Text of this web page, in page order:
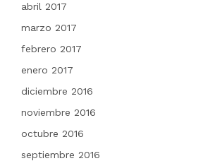
abril 2017
marzo 2017
febrero 2017
enero 2017
diciembre 2016
noviembre 2016
octubre 2016
septiembre 2016